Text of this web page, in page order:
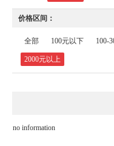
价格区间：
全部 100元以下 100-
2000元以上
no information